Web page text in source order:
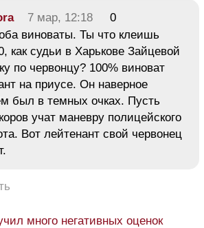
7 мар, 12:18
0
виноваты. Ты что клеишь
как судьи в Харькове Зайцевой
по червонцу? 100% виноват
на приусе. Он наверное
был в темных очках. Пусть
учат маневру полицейского
Вот лейтенант свой червонец
много негативных оценок